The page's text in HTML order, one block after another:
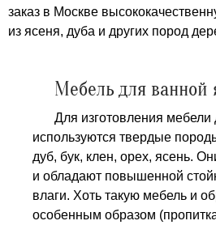
заказ в Москве
из ясеня, дуба и других пород
Мебель для ванной
Для изготовления
используются твердые
дуб, бук, клен, орех, ясень.
и обладают повышенной
влаги. Хоть такую мебель и
особенным образом